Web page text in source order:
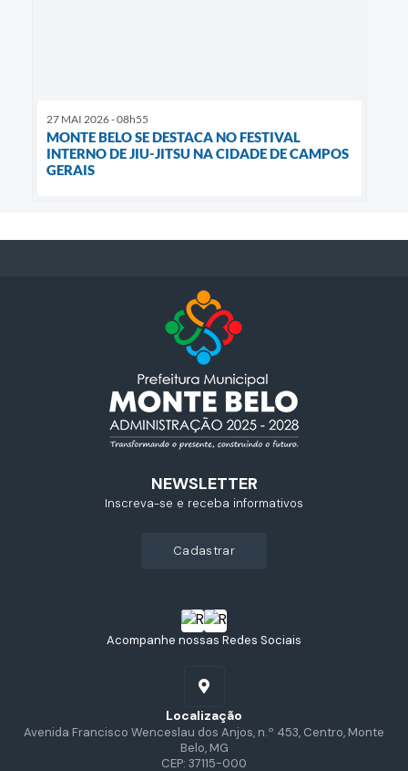
27 MAI 2026 - 08h55
MONTE BELO SE DESTACA NO FESTIVAL
INTERNO DE JIU-JITSU NA CIDADE DE CAMPOS
GERAIS
Acompanhe nossas Redes Sociais
Localização
Avenida Francisco Wenceslau dos Anjos, n.º 453, Centro, Monte
Belo, MG
CEP: 37115-000
NEWSLETTER
Inscreva-se e receba informativos
cadastrar